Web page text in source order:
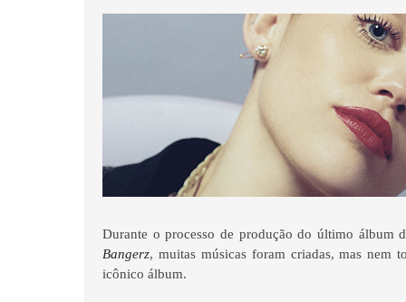
Durante o processo de produção do último álbum
Bangerz, muitas músicas foram criadas, mas nem
icônico álbum.